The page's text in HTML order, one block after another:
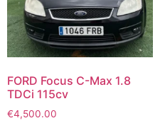
FORD Focus C-Max 1.8
TDCi 115cv
€4,500.00